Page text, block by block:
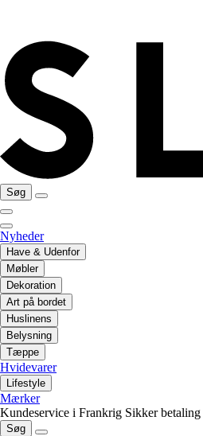
Søg
Nyheder
Have & Udenfor
Møbler
Dekoration
Art på bordet
Huslinens
Belysning
Tæppe
Hvidevarer
Lifestyle
Mærker
Kundeservice i Frankrig Sikker betaling
Søg